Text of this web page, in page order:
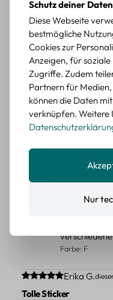
Durchschnittliche
Erika G.
Schöne Motive
Tolle Motive,
würde sie wieder
BEWERTETER
Retro
Sticker mit
Farbe: F
Durchschnittliche
Erika G.
Tolle Sticker
Schutz deiner Daten
Diese Webseite
bestmögliche
Cookies zur
Anzeigen, für
Zugriffe. Zudem
Partnern für
können die Daten
verknüpfen. Weitere
Nur